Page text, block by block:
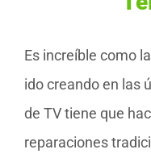
Es increíble como
ido creando en las
de TV tiene que
reparaciones